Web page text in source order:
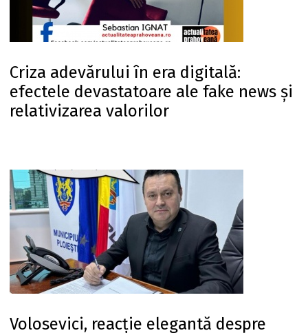
Criza adevărului în era digitală:
efectele devastatoare ale fake news și
relativizarea valorilor
Volosevici, reacție elegantă despre